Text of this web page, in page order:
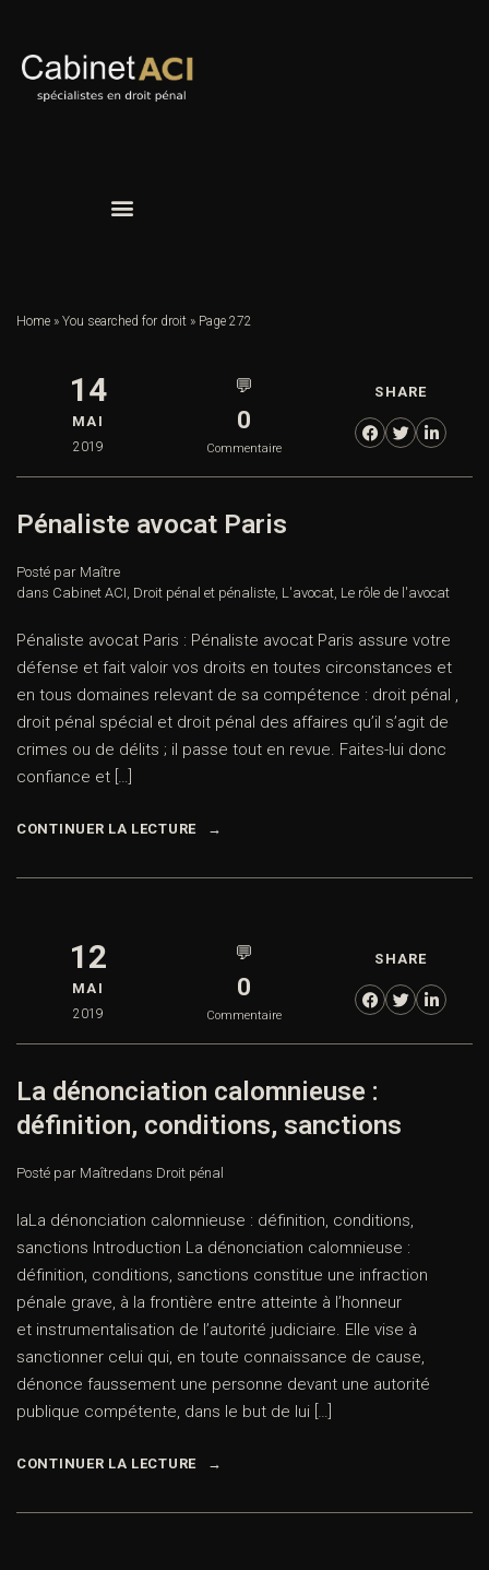
Home » You searched for droit » Page 272
14
MAI
2019
💬
0
Commentaire
SHARE
Pénaliste avocat Paris
Posté par Maître
dans Cabinet ACI, Droit pénal et pénaliste, L'avocat, Le rôle de l'avocat
Pénaliste avocat Paris : Pénaliste avocat Paris assure votre
défense et fait valoir vos droits en toutes circonstances et
en tous domaines relevant de sa compétence : droit pénal ,
droit pénal spécial et droit pénal des affaires qu’il s’agit de
crimes ou de délits ; il passe tout en revue. Faites-lui donc
confiance et […]
CONTINUER LA LECTURE
12
MAI
2019
💬
0
Commentaire
SHARE
La dénonciation calomnieuse :
définition, conditions, sanctions
Posté par Maîtredans Droit pénal
laLa dénonciation calomnieuse : définition, conditions,
sanctions Introduction La dénonciation calomnieuse :
définition, conditions, sanctions constitue une infraction
pénale grave, à la frontière entre atteinte à l’honneur
et instrumentalisation de l’autorité judiciaire. Elle vise à
sanctionner celui qui, en toute connaissance de cause,
dénonce faussement une personne devant une autorité
publique compétente, dans le but de lui […]
CONTINUER LA LECTURE